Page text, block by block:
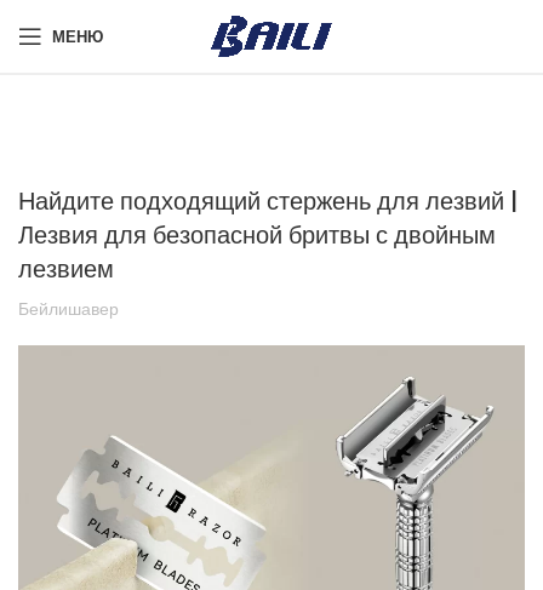
МЕНЮ
Найдите подходящий стержень для лезвий |
Лезвия для безопасной бритвы с двойным
лезвием
Бейлишавер